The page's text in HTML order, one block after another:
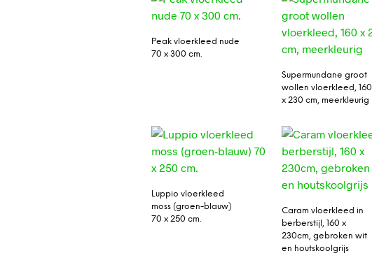
Peak vloerkleed nude
70 x 300 cm.
Supermundane groot
wollen vloerkleed, 160
x 230 cm, meerkleurig
Luppio vloerkleed
moss (groen-blauw)
70 x 250 cm.
Caram vloerkleed in
berberstijl, 160 x
230cm, gebroken wit
en houtskoolgrijs